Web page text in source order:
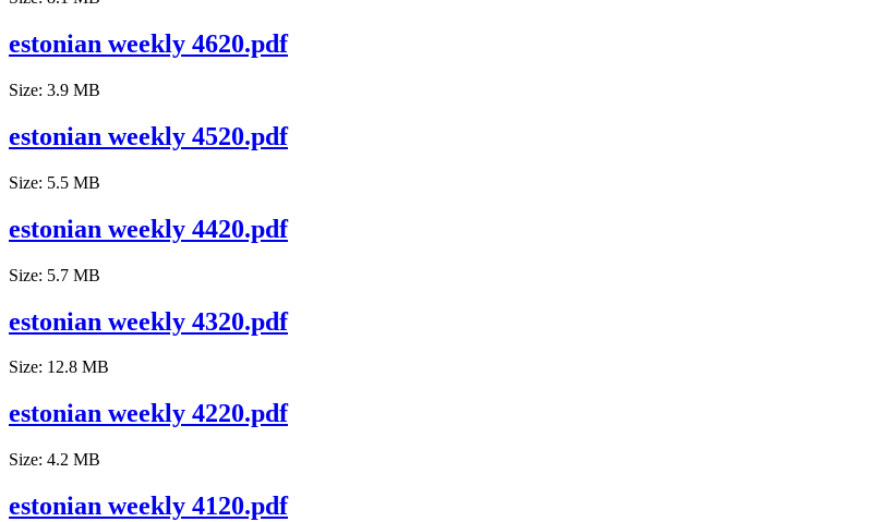
estonian weekly 4620.pdf
Size: 3.9 MB
estonian weekly 4520.pdf
Size: 5.5 MB
estonian weekly 4420.pdf
Size: 5.7 MB
estonian weekly 4320.pdf
Size: 12.8 MB
estonian weekly 4220.pdf
Size: 4.2 MB
estonian weekly 4120.pdf